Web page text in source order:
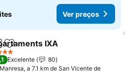
Ver preços
Adicionar aos favoritos
IXA
Excelente
80
Manresa, a 7.1 km de San Vicente de